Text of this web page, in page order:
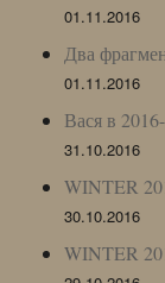
01.11.2016
Два
01.11.2016
Вася в
31.10.2016
WINTER
30.10.2016
WINTER